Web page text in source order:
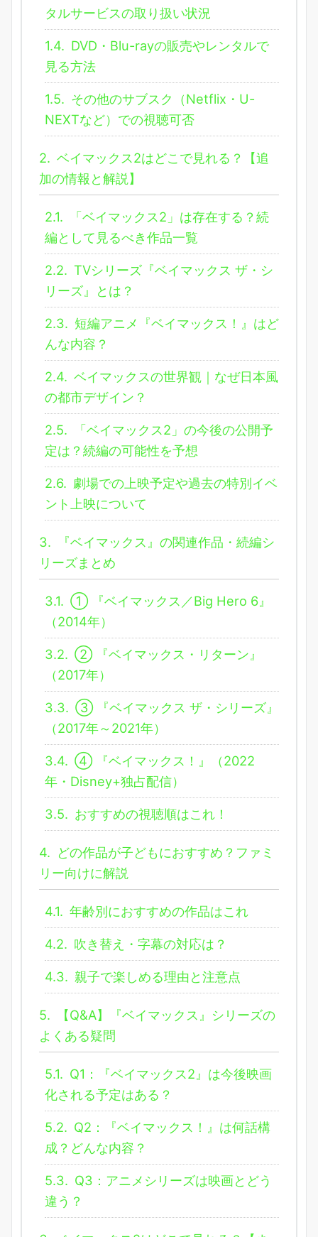
タルサービスの取り扱い状況
1.4. DVD・Blu-rayの販売やレンタルで
見る方法
1.5. その他のサブスク（Netflix・U-
NEXTなど）での視聴可否
2. ベイマックス2はどこで見れる？【追
加の情報と解説】
2.1.
「ベイマックス2」は存在する？続
編として見るべき作品一覧
2.2. TVシリーズ『ベイマックス ザ・シ
リーズ』とは？
2.3. 短編アニメ『ベイマックス！』はど
んな内容？
2.4. ベイマックスの世界観｜なぜ日本風
の都市デザイン？
2.5.
「ベイマックス2」の今後の公開予
定は？続編の可能性を予想
2.6. 劇場での上映予定や過去の特別イベ
ント上映について
3.
『ベイマックス』の関連作品・続編シ
リーズまとめ
3.1. ① 『ベイマックス／Big Hero 6』
（2014年）
3.2. ② 『ベイマックス・リターン』
（2017年）
3.3. ③ 『ベイマックス ザ・シリーズ』
（2017年～2021年）
3.4. ④ 『ベイマックス！』（2022
年・Disney+独占配信）
3.5. おすすめの視聴順はこれ！
4. どの作品が子どもにおすすめ？ファミ
リー向けに解説
4.1. 年齢別におすすめの作品はこれ
4.2. 吹き替え・字幕の対応は？
4.3. 親子で楽しめる理由と注意点
5.
【Q&A】『ベイマックス』シリーズの
よくある疑問
5.1. Q1：『ベイマックス2』は今後映画
化される予定はある？
5.2. Q2：『ベイマックス！』は何話構
成？どんな内容？
5.3. Q3：アニメシリーズは映画とどう
違う？